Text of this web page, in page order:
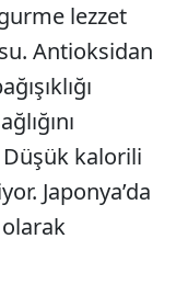
lezzet
Antioksidan
kalorili
Japonya’da